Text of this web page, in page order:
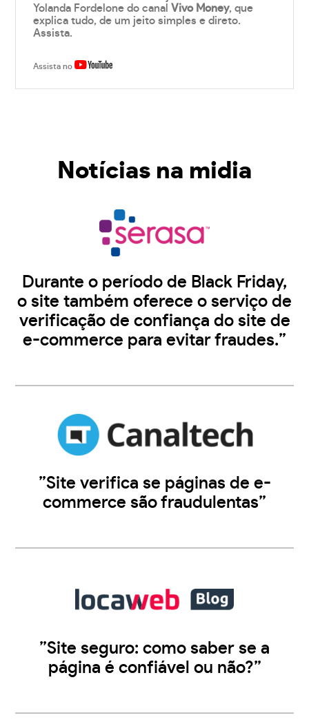
Yolanda Fordelone do canalVivo Money, que
explica tudo, de um jeito simples e direto.
Assista.
Assista no
Notícias na midia
Durante o período de Black Friday,
o site também oferece o serviço de
verificação de confiança do site de
e-commerce para evitar fraudes.”
”Site verifica se páginas de e-
commerce são fraudulentas”
”Site seguro: como saber se a
página é confiável ou não?”